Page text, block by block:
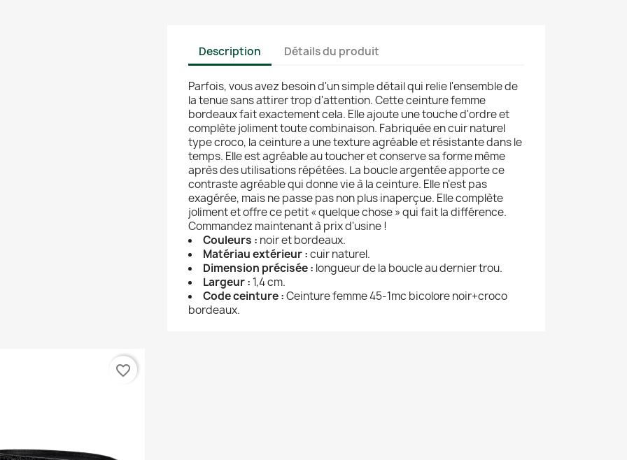
Description Détails du produit
Parfois, vous avez besoin d'un simple détail qui relie l'ensemble de
la tenue sans attirer trop d'attention. Cette ceinture femme
bordeaux fait exactement cela. Elle ajoute une touche d'ordre et
complète joliment toute combinaison. Fabriquée en cuir naturel
type croco, la ceinture a une texture agréable et résistante dans le
temps. Elle est agréable au toucher et conserve sa forme même
après des utilisations répétées. La boucle argentée apporte ce
contraste agréable qui donne vie à la ceinture. Elle n'est pas
exagérée, mais ne passe pas non plus inaperçue. Elle complète
joliment et offre ce petit « quelque chose » qui fait la différence.
Commandez maintenant à prix d'usine !
Couleurs : noir et bordeaux.
Matériau extérieur :cuir naturel.
Dimension précisée : longueur de la boucle au dernier trou.
Largeur : 1,4 cm.
Code ceinture :Ceinture femme 45-1mc bicolore noir+croco
bordeaux.
favorite_border